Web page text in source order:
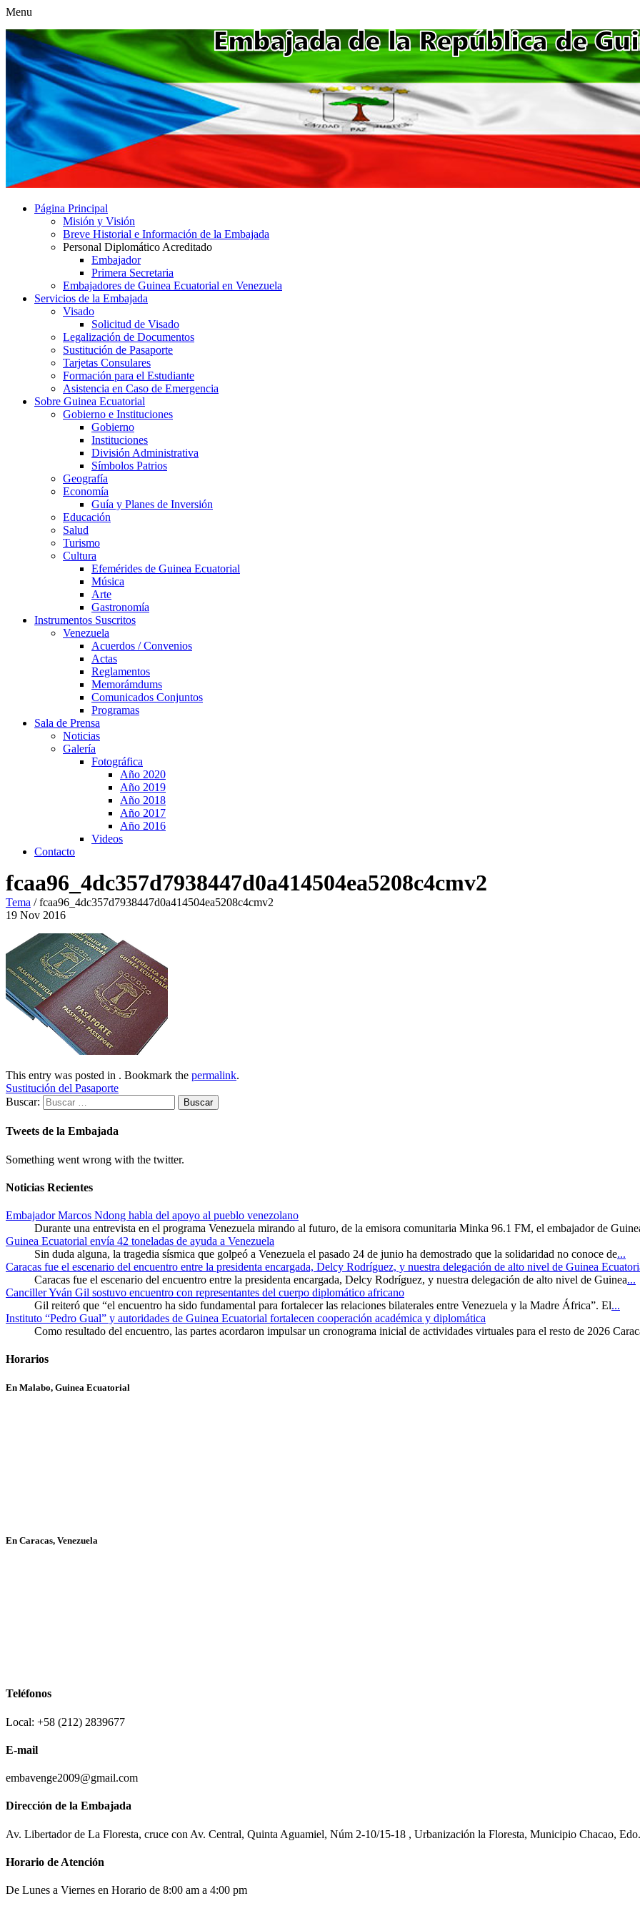
Menu
Página Principal
Misión y Visión
Breve Historial e Información de la Embajada
Personal Diplomático Acreditado
Embajador
Primera Secretaria
Embajadores de Guinea Ecuatorial en Venezuela
Servicios de la Embajada
Visado
Solicitud de Visado
Legalización de Documentos
Sustitución de Pasaporte
Tarjetas Consulares
Formación para el Estudiante
Asistencia en Caso de Emergencia
Sobre Guinea Ecuatorial
Gobierno e Instituciones
Gobierno
Instituciones
División Administrativa
Símbolos Patrios
Geografía
Economía
Guía y Planes de Inversión
Educación
Salud
Turismo
Cultura
Efemérides de Guinea Ecuatorial
Música
Arte
Gastronomía
Instrumentos Suscritos
Venezuela
Acuerdos / Convenios
Actas
Reglamentos
Memorámdums
Comunicados Conjuntos
Programas
Sala de Prensa
Noticias
Galería
Fotográfica
Año 2020
Año 2019
Año 2018
Año 2017
Año 2016
Videos
Contacto
fcaa96_4dc357d7938447d0a414504ea5208c4cmv2
Tema /fcaa96_4dc357d7938447d0a414504ea5208c4cmv2
19 Nov 2016
This entry was posted in . Bookmark the permalink.
Sustitución del Pasaporte
Buscar:
Tweets de la Embajada
Something went wrong with the twitter.
Noticias Recientes
Embajador Marcos Ndong habla del apoyo al pueblo venezolano
Durante una entrevista en el programa Venezuela mirando al futuro, de la emisora comunitaria Minka 96.1 FM, el embajador de
Guinea Ecuatorial envía 42 toneladas de ayuda a Venezuela
Sin duda alguna, la tragedia sísmica que golpeó a Venezuela el pasado 24 de junio ha demostrado que la solidaridad no conoce de...
Caracas fue el escenario del encuentro entre la presidenta encargada, Delcy Rodríguez, y nuestra delegación de alto nivel de Guinea
Caracas fue el escenario del encuentro entre la presidenta encargada, Delcy Rodríguez, y nuestra delegación de alto nivel de Guinea...
Canciller Yván Gil sostuvo encuentro con representantes del cuerpo diplomático africano
Gil reiteró que “el encuentro ha sido fundamental para fortalecer las relaciones bilaterales entre Venezuela y la Madre África”. El...
Instituto “Pedro Gual” y autoridades de Guinea Ecuatorial fortalecen cooperación académica y diplomática
Como resultado del encuentro, las partes acordaron impulsar un cronograma inicial de actividades virtuales para el resto de 2026
Horarios
En Malabo, Guinea Ecuatorial
En Caracas, Venezuela
Teléfonos
Local: +58 (212) 2839677
E-mail
embavenge2009@gmail.com
Dirección de la Embajada
Av. Libertador de La Floresta, cruce con Av. Central, Quinta Aguamiel, Núm 2-10/15-18 , Urbanización la Floresta, Municipio Chacao,
Horario de Atención
De Lunes a Viernes en Horario de 8:00 am a 4:00 pm